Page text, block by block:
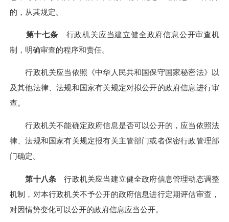
的，从其规定。
第十七条 行政机关应当建立健全政府信息公开审查机
制，明确审查的程序和责任。
行政机关应当依照《中华人民共和国保守国家秘密法》以
及其他法律、法规和国家有关规定对拟公开的政府信息进行审
查。
行政机关不能确定政府信息是否可以公开的，应当依照法
律、法规和国家有关规定报有关主管部门或者保密行政管理部
门确定。
第十八条 行政机关应当建立健全政府信息管理动态调整
机制，对本行政机关不予公开的政府信息进行定期评估审查，
对因情势变化可以公开的政府信息应当公开。